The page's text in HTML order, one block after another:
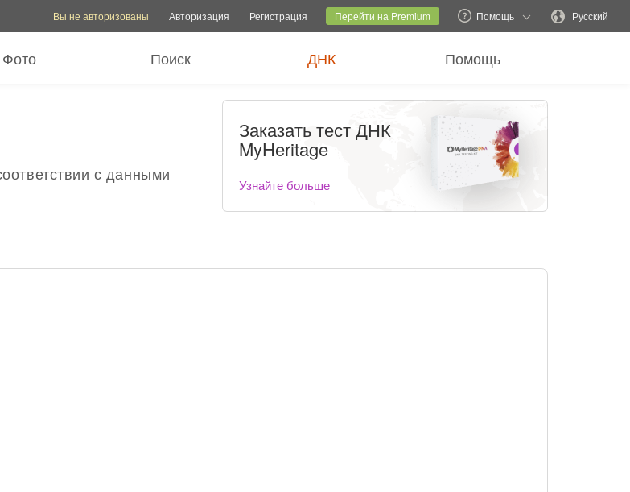
Переключить семейный сайтТекущий сайтИзменить языковую версию
Вы не авторизованы Авторизация Регистрация Перейти на Premium Помощь Русский
Фото Поиск ДНК Помощь
с данными
Заказать тест ДНК
MyHeritage
Узнайте больше